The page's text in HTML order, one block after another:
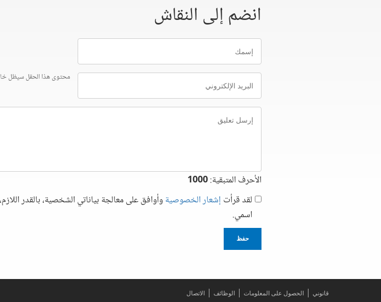
انضم إلى النقاش
إسمك
البريد
الإلكتروني
محتوى هذا الحقل سيظل
إرسل
تعليق
الأحرف المتبقية:1000
لقد قرأت إشعار الخصوصيةوأوافق على معالجة بياناتي الشخصية، بالقدر
اسمي.
حفظ
قانوني الحصول على المعلومات الوظائف الاتصال